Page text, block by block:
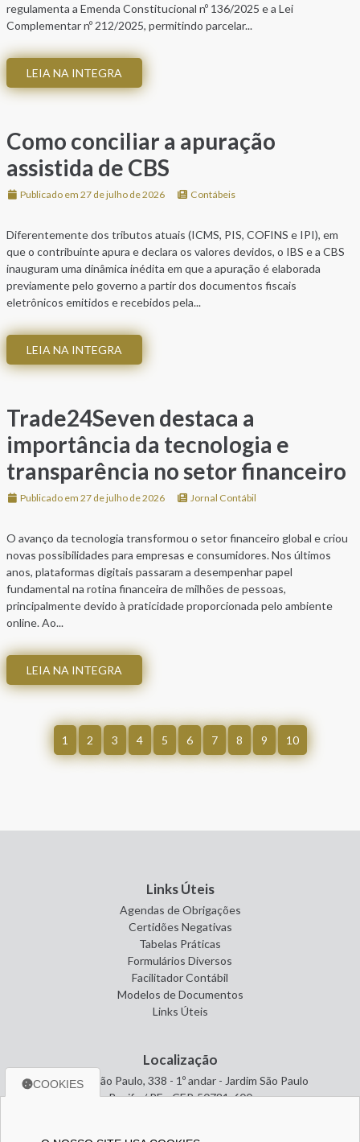
regulamenta a Emenda Constitucional nº 136/2025 e a Lei
Complementar nº 212/2025, permitindo parcelar...
LEIA NA INTEGRA
Como conciliar a apuração
assistida de CBS
Publicado em 27 de julho de 2026 Contábeis
Diferentemente dos tributos atuais (ICMS, PIS, COFINS e IPI), em
que o contribuinte apura e declara os valores devidos, o IBS e a CBS
inauguram uma dinâmica inédita em que a apuração é elaborada
previamente pelo governo a partir dos documentos fiscais
eletrônicos emitidos e recebidos pela...
LEIA NA INTEGRA
Trade24Seven destaca a
importância da tecnologia e
transparência no setor financeiro
Publicado em 27 de julho de 2026 Jornal Contábil
O avanço da tecnologia transformou o setor financeiro global e criou
novas possibilidades para empresas e consumidores. Nos últimos
anos, plataformas digitais passaram a desempenhar papel
fundamental na rotina financeira de milhões de pessoas,
principalmente devido à praticidade proporcionada pelo ambiente
online. Ao...
LEIA NA INTEGRA
1 2 3 4 5 6 7 8 9 10
Links Úteis
Agendas de Obrigações
Certidões Negativas
Tabelas Práticas
Formulários Diversos
Facilitador Contábil
Modelos de Documentos
Links Úteis
Localização
Avenida São Paulo, 338 - 1º andar - Jardim São Paulo
Recife / PE - CEP. 50781-600
COOKIES